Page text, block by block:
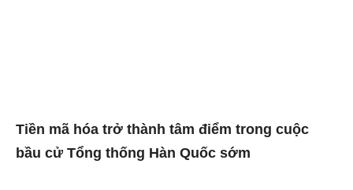
Tiền mã hóa trở thành tâm điểm trong cuộc
bầu cử Tổng thống Hàn Quốc sớm